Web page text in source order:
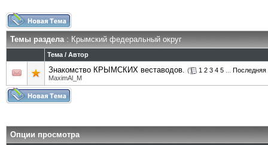
Темы раздела: Крымский федеральный округ
Тема / Автор
Знакомство КРЫМСКИХ веставодов. ( 1 2 3 4 5
Последняя
MaximAl_M
Опции просмотра